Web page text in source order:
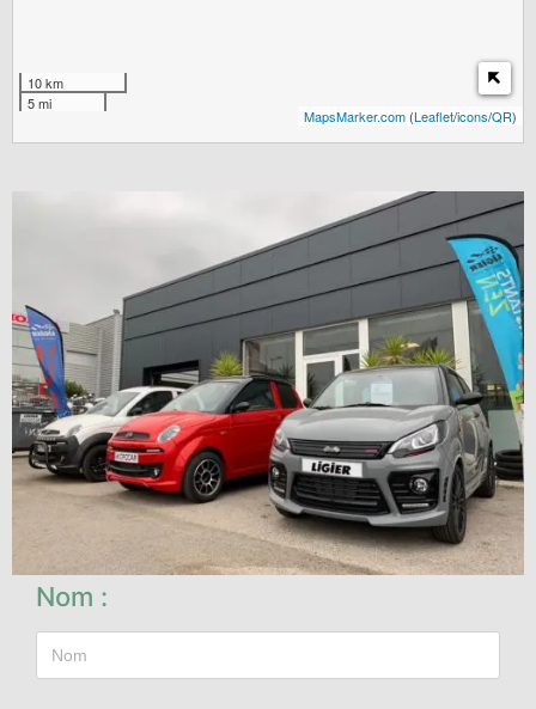
10 km
5 mi
MapsMarker.com (Leaflet/icons/QR)
Nom :